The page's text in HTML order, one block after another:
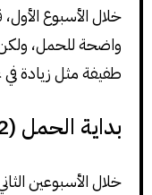
خلال الأسبوع
واضحة للحمل،
طفيفة مثل زيادة
بداية الحمل (2-3 أسابيع)
خلال الأسبوعين